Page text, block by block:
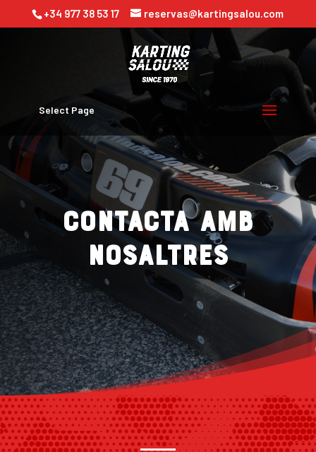
+34 977 38 53 17 reservas@kartingsalou.com
Select Page
CONTACTA AMB
NOSALTRES